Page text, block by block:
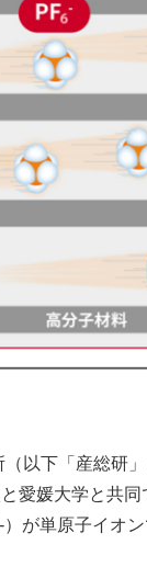
以下「産総研
愛媛大学と共
が単原子イオ